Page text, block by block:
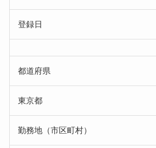
登録日
都道府県
東京都
勤務地（市区町村）